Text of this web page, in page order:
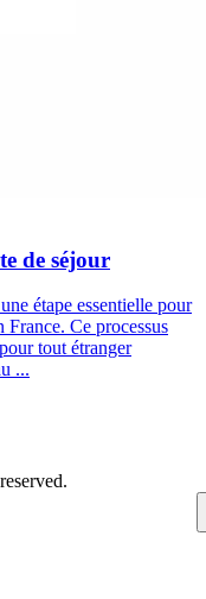
de séjour
étape essentielle pour
Ce processus
tout étranger
...